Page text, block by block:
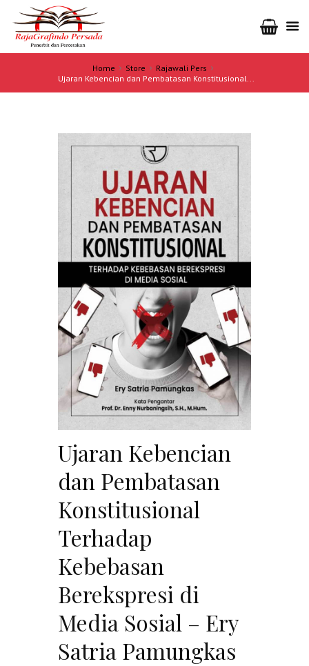
Home Store
Rajawali Pers
Ujaran Kebencian dan Pembatasan Konstitusional...
Ujaran Kebencian
dan Pembatasan
Konstitusional
Terhadap
Kebebasan
Berekspresi di
Media Sosial – Ery
Satria Pamungkas